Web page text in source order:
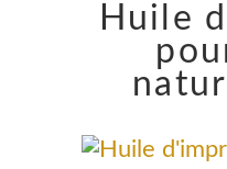
Huile